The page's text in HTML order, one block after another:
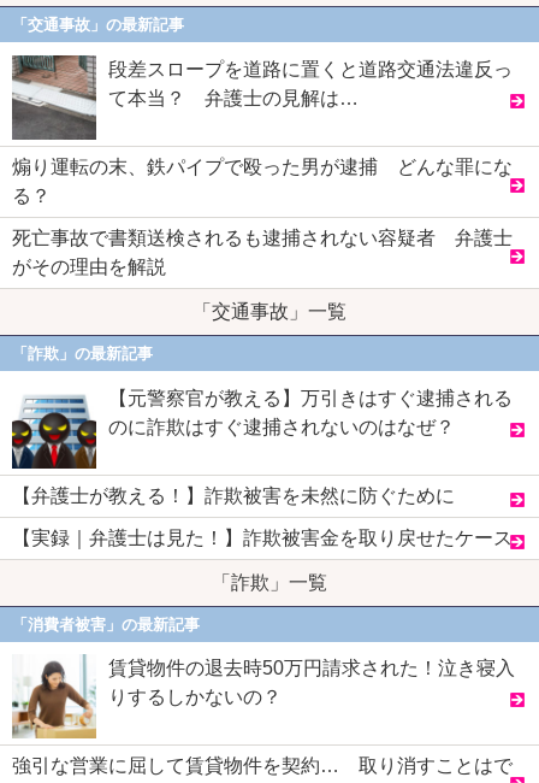
「交通事故」の最新記事
段差スロープを道路に置くと道路交通法違反っ
て本当？ 弁護士の見解は…
煽り運転の末、鉄パイプで殴った男が逮捕 どんな罪にな
る？
死亡事故で書類送検されるも逮捕されない容疑者 弁護士
がその理由を解説
「交通事故」一覧
「詐欺」の最新記事
【元警察官が教える】万引きはすぐ逮捕される
のに詐欺はすぐ逮捕されないのはなぜ？
【弁護士が教える！】詐欺被害を未然に防ぐために
【実録｜弁護士は見た！】詐欺被害金を取り戻せたケース
「詐欺」一覧
「消費者被害」の最新記事
賃貸物件の退去時50万円請求された！泣き寝入
りするしかないの？
強引な営業に屈して賃貸物件を契約… 取り消すことはで